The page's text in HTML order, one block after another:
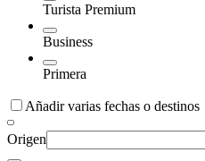
Turista Premium
Business
Primera
Añadir varias fechas o destinos
Origen